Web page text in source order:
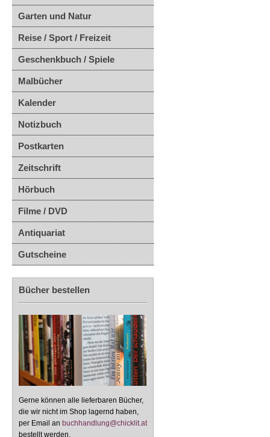
Garten und Natur
Reise / Sport / Freizeit
Geschenkbuch / Spiele
Malbücher
Kalender
Notizbuch
Postkarten
Zeitschrift
Hörbuch
Filme / DVD
Antiquariat
Gutscheine
Bücher bestellen
Gerne können alle lieferbaren Bücher,
die wir nicht im Shop lagernd haben,
per Email an buchhandlung@chicklit.at
bestellt werden.